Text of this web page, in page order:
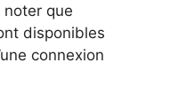
noter que
disponibles
connexion